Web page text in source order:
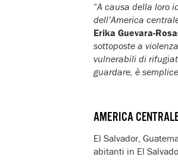
“A causa della loro
dell’America
Erika Guevara-
sottoposte a
vulnerabili di
guardare, è
AMERICA
El Salvador,
abitanti in El